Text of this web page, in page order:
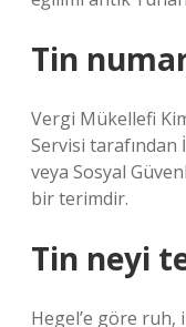
Tin
Vergi Mükellefi
Servisi tarafından
veya Sosyal
bir terimdir.
Tin neyi
Hegel’e göre ruh,